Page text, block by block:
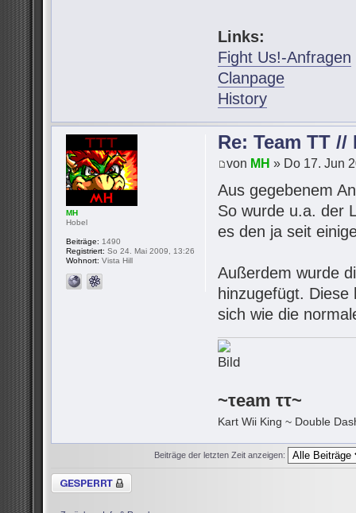
Links:
Fight Us!-Anfragen
Clanpage
History
Re: Team TT //
von MH » Do 17. Jun
Aus gegebenem
So wurde u.a. der
es den ja seit
Außerdem wurde
hinzugefügt. Diese
sich wie die
~τeam ττ~
Kart Wii King ~ Double
MH
Hobel
Beiträge: 1490
Registriert: So 24. Mai 2009, 13:26
Wohnort: Vista Hill
Beiträge der letzten Zeit anzeigen:
Thema gesperrt